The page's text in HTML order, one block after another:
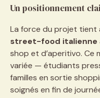
Un positionnement
La force du projet tient
street-food italienne
shop et d’aperitivo. Ce
variée — étudiants
familles en sortie
soignés en fin de